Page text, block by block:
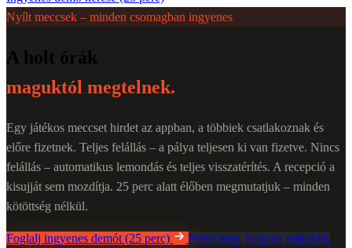
Nyílt meccsek – minden csomagban ingyenes
A holt órák
maguktól megtelnek.
Egy játékos meccset hirdet az appban, a többiek csatlakoznak és
előre fizetnek. Teljes felállás – a pálya teljesen ki van fizetve. Nincs
felállás – automatikus lemondás és teljes visszatérítés. A recepció a
kisujját sem mozdítja. 25 perc alatt élőben megmutatjuk – minden
kötöttség nélkül.
Foglalj ingyenes demót (25 perc)
Nézd meg, hogyan működik